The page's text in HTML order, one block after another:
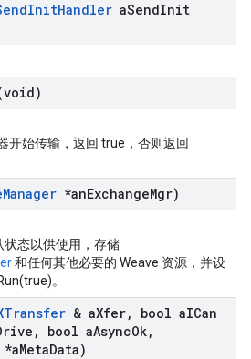
InitHandler aSendInit
开始传输，返回 true，否则返回
Manager *anExchangeMgr)
态以供使用，存储
和任何其他必要的 Weave 资源，并设
。
& aXfer, bool aICan
, bool aAsyncOk,
*aMetaData)